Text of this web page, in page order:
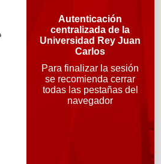
Autenticación
centralizada de la
Universidad Rey Juan
Carlos
Para finalizar la sesión
se recomienda cerrar
todas las pestañas del
navegador